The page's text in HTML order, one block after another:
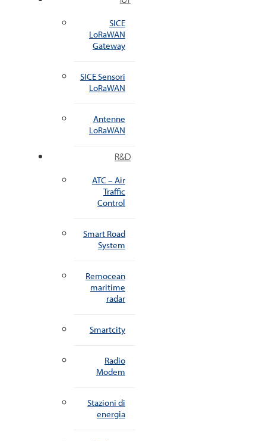
SICE
LoRaWAN
Gateway
SICE Sensori
LoRaWAN
Antenne
LoRaWAN
R&D
ATC – Air
Traffic
Control
Smart Road
System
Remocean
maritime
radar
Smartcity
Radio
Modem
Stazioni di
energia